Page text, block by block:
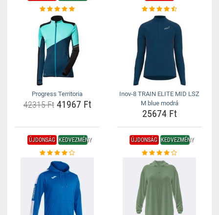
Progress Territoria
42315 Ft41967 Ft
Inov-8 TRAIN ELITE MID LSZ
M blue modrá
25674 Ft
ÚJDONSÁG KEDVEZMÉNY ÚJDONSÁG KEDVEZMÉNY